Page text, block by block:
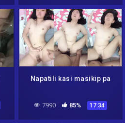
Napatili kasi masikip pa
7990 85% 17:34